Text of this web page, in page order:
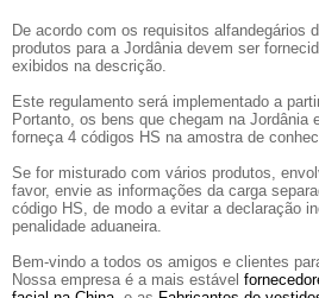
De acordo com os requisitos alfandegários
produtos para a Jordânia devem ser
exibidos na descrição.
Este regulamento será implementado a
Portanto, os bens que chegam na Jordânia
forneça 4 códigos HS na amostra de
Se for misturado com vários produtos,
favor, envie as informações da carga
código HS, de modo a evitar a declaração
penalidade aduaneira.
Bem-vindo a todos os amigos e clientes
Nossa empresa é a mais estável